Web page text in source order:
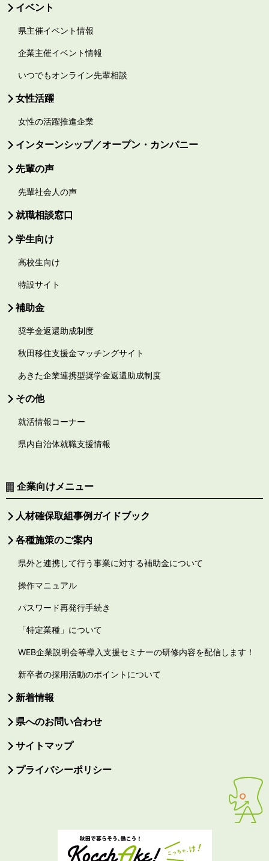
イベント
県主催イベント情報
企業主催イベント情報
いつでもオンライン先輩相談
女性活躍
女性の活躍推進企業
インターンシップ／オープン・カンパニー
先輩の声
先輩社会人の声
就職相談窓口
学生向け
高校生向け
特設サイト
補助金
奨学金返還助成制度
秋田移住支援金マッチングサイト
あきた企業連携型奨学金返還助成制度
その他
就活情報コーナー
県内自治体就職支援情報
企業向けメニュー
人材確保取組事例ガイドブック
各種施策のご案内
県外と連携して行う事業に対する補助金について
操作マニュアル
パスワード再発行手続き
「特定業種」について
WEB企業説明会等導入支援セミナーの研修内容を配信します！
新卒者の採用活動のポイントについて
新着情報
県へのお問い合わせ
サイトマップ
プライバシーポリシー